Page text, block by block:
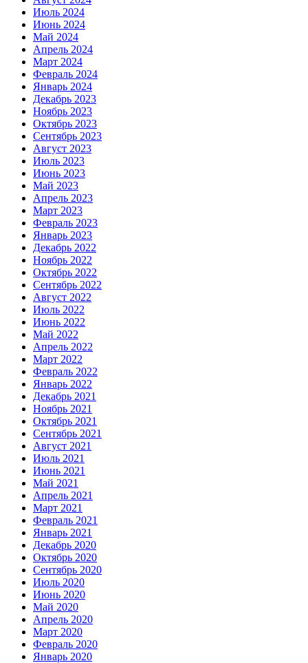
Июль 2024
Июнь 2024
Май 2024
Апрель 2024
Март 2024
Февраль 2024
Январь 2024
Декабрь 2023
Ноябрь 2023
Октябрь 2023
Сентябрь 2023
Август 2023
Июль 2023
Июнь 2023
Май 2023
Апрель 2023
Март 2023
Февраль 2023
Январь 2023
Декабрь 2022
Ноябрь 2022
Октябрь 2022
Сентябрь 2022
Август 2022
Июль 2022
Июнь 2022
Май 2022
Апрель 2022
Март 2022
Февраль 2022
Январь 2022
Декабрь 2021
Ноябрь 2021
Октябрь 2021
Сентябрь 2021
Август 2021
Июль 2021
Июнь 2021
Май 2021
Апрель 2021
Март 2021
Февраль 2021
Январь 2021
Декабрь 2020
Октябрь 2020
Сентябрь 2020
Июль 2020
Июнь 2020
Май 2020
Апрель 2020
Март 2020
Февраль 2020
Январь 2020